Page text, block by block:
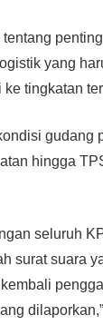
yang
tingkatan
gudang
hingga
seluruh
surat suara